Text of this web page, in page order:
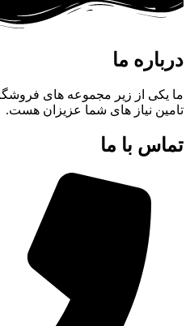
درباره ما
ما یکی از زیر مجموعه های
تامین نیاز های شما عزیزان هست.
تماس با ما